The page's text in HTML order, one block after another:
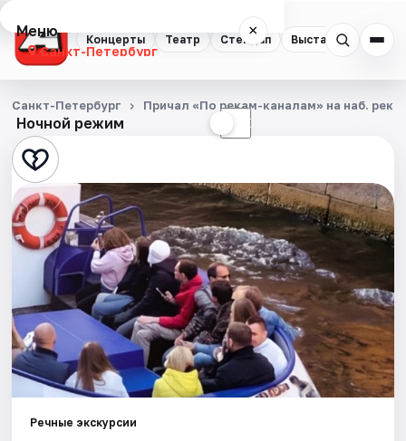
Концерты Театр Стендап Выставки
Меню ×
Санкт-Петербург
Концерты
Театр
Стендап
Выставки
Квесты
Экскурсии
Спорт
События
Ночной режим ☾
Санкт-Петербург Причал «По рекам-каналам» на наб. реки
Речные экскурсии